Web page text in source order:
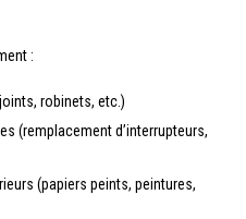
:
robinets, etc.)
(remplacement d’interrupteurs,
(papiers peints, peintures,